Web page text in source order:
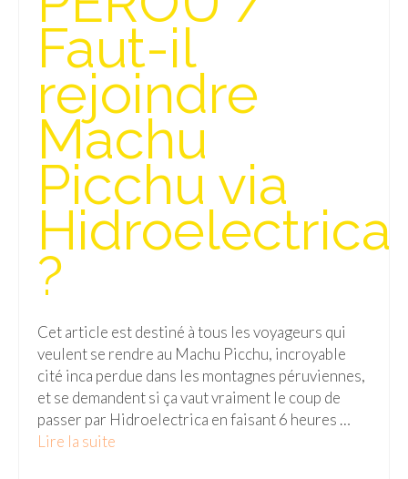
Faut-il
rejoindre
Machu
Picchu via
Hidroelectrica
?
Cet article est destiné à tous les voyageurs qui
veulent se rendre au Machu Picchu, incroyable
cité inca perdue dans les montagnes péruviennes,
et se demandent si ça vaut vraiment le coup de
passer par Hidroelectrica en faisant 6 heures …
Lire la suite­­